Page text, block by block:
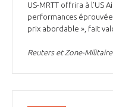
US-MRTT offrira à l’US
performances
prix abordable », fait
Reuters et Zone-